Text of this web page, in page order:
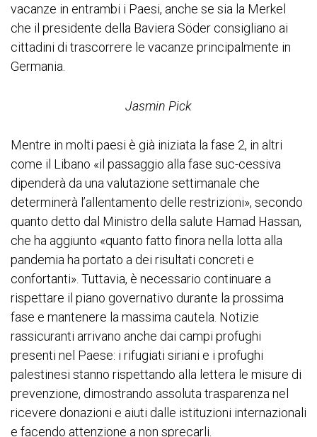
vacanze in entrambi i Paesi, anche se sia la Merkel
che il presidente della Baviera Söder consigliano ai
cittadini di trascorrere le vacanze principalmente in
Germania.
Jasmin Pick
Mentre in molti paesi è già iniziata la fase 2, in altri
come il Libano «il passaggio alla fase suc-cessiva
dipenderà da una valutazione settimanale che
determinerà l’allentamento delle restrizioni», secondo
quanto detto dal Ministro della salute Hamad Hassan,
che ha aggiunto «quanto fatto finora nella lotta alla
pandemia ha portato a dei risultati concreti e
confortanti». Tuttavia, è necessario continuare a
rispettare il piano governativo durante la prossima
fase e mantenere la massima cautela. Notizie
rassicuranti arrivano anche dai campi profughi
presenti nel Paese: i rifugiati siriani e i profughi
palestinesi stanno rispettando alla lettera le misure di
prevenzione, dimostrando assoluta trasparenza nel
ricevere donazioni e aiuti dalle istituzioni internazionali
e facendo attenzione a non sprecarli.